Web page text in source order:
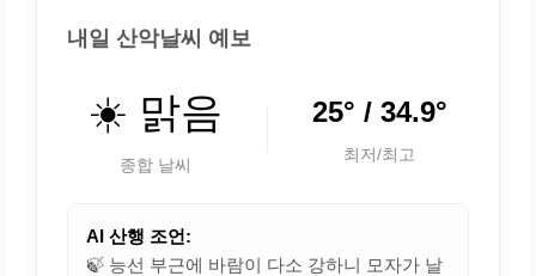
내일 산악날씨 예보
☀️ 맑음
종합 날씨
25° / 34.9°
최저/최고
AI 산행 조언:
🍃 능선 부근에 바람이 다소 강하니 모자가 날